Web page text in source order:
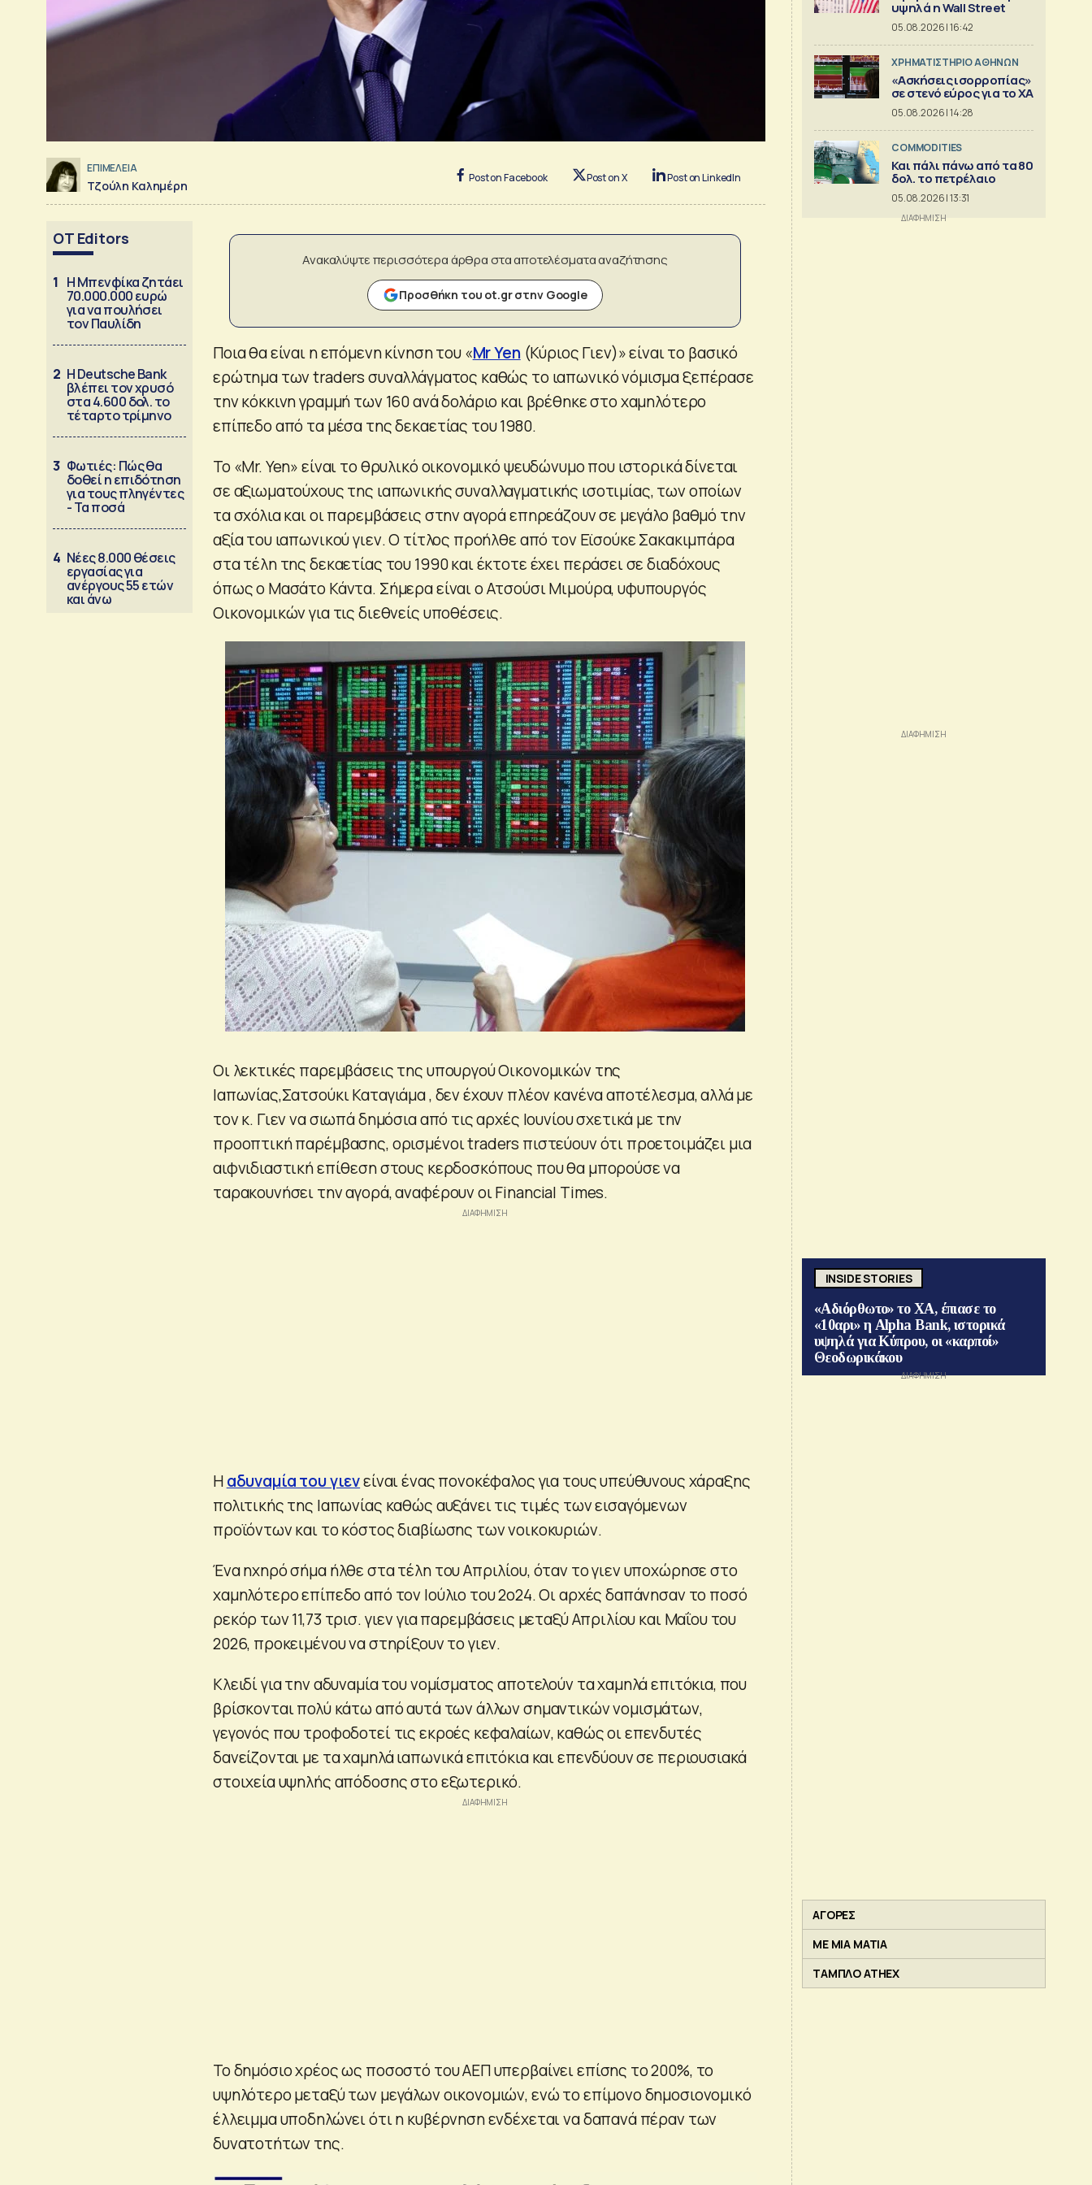
ΕΠΙΜΕΛΕΙΑ
Τζούλη Καλημέρη
Post on Facebook Post on X Post on LinkedIn
OT Editors
1 Η Μπενφίκα ζητάει
70.000.000 ευρώ
για να πουλήσει
τον Παυλίδη
2 Η Deutsche Bank
βλέπει τον χρυσό
στα 4.600 δολ. το
τέταρτο τρίμηνο
3 Φωτιές: Πώς θα
δοθεί η επιδότηση
για τους πληγέντες
- Τα ποσά
4 Νέες 8.000 θέσεις
εργασίας για
ανέργους 55 ετών
και άνω
Ανακαλύψτε περισσότερα άρθρα στα αποτελέσματα αναζήτησης
Προσθήκη του ot.gr στην Google
Ποια θα είναι η επόμενη κίνηση του «Mr Yen(Κύριος Γιεν)» είναι το βασικό
ερώτημα των traders συναλλάγματος καθώς το ιαπωνικό νόμισμα ξεπέρασε
την κόκκινη γραμμή των 160 ανά δολάριο και βρέθηκε στο χαμηλότερο
επίπεδο από τα μέσα της δεκαετίας του 1980.
Το «Mr. Yen» είναι το θρυλικό οικονομικό ψευδώνυμο που ιστορικά δίνεται
σε αξιωματούχους της ιαπωνικής συναλλαγματικής ισοτιμίας, των οποίων
τα σχόλια και οι παρεμβάσεις στην αγορά επηρεάζουν σε μεγάλο βαθμό την
αξία του ιαπωνικού γιεν. Ο τίτλος προήλθε από τον Εϊσούκε Σακακιμπάρα
στα τέλη της δεκαετίας του 1990 και έκτοτε έχει περάσει σε διαδόχους
όπως ο Μασάτο Κάντα. Σήμερα είναι ο Ατσούσι Μιμούρα, υφυπουργός
Οικονομικών για τις διεθνείς υποθέσεις.
Οι λεκτικές παρεμβάσεις της υπουργού Οικονομικών της
Ιαπωνίας,Σατσούκι Καταγιάμα , δεν έχουν πλέον κανένα αποτέλεσμα, αλλά με
τον κ. Γιεν να σιωπά δημόσια από τις αρχές Ιουνίου σχετικά με την
προοπτική παρέμβασης, ορισμένοι traders πιστεύουν ότι προετοιμάζει μια
αιφνιδιαστική επίθεση στους κερδοσκόπους που θα μπορούσε να
ταρακουνήσει την αγορά, αναφέρουν οι Financial Times.
Ηαδυναμία του γιενείναι ένας πονοκέφαλος για τους υπεύθυνους χάραξης
πολιτικής της Ιαπωνίας καθώς αυξάνει τις τιμές των εισαγόμενων
προϊόντων και το κόστος διαβίωσης των νοικοκυριών.
Ένα ηχηρό σήμα ήλθε στα τέλη του Απριλίου, όταν το γιεν υποχώρησε στο
χαμηλότερο επίπεδο από τον Ιούλιο του 2ο24. Οι αρχές δαπάνησαν το ποσό
ρεκόρ των 11,73 τρισ. γιεν για παρεμβάσεις μεταξύ Απριλίου και Μαΐου του
2026, προκειμένου να στηρίξουν το γιεν.
Κλειδί για την αδυναμία του νομίσματος αποτελούν τα χαμηλά επιτόκια, που
βρίσκονται πολύ κάτω από αυτά των άλλων σημαντικών νομισμάτων,
γεγονός που τροφοδοτεί τις εκροές κεφαλαίων, καθώς οι επενδυτές
δανείζονται με τα χαμηλά ιαπωνικά επιτόκια και επενδύουν σε περιουσιακά
στοιχεία υψηλής απόδοσης στο εξωτερικό.
Το δημόσιο χρέος ως ποσοστό του ΑΕΠ υπερβαίνει επίσης το 200%, το
υψηλότερο μεταξύ των μεγάλων οικονομιών, ενώ το επίμονο δημοσιονομικό
έλλειμμα υποδηλώνει ότι η κυβέρνηση ενδέχεται να δαπανά πέραν των
δυνατοτήτων της.
υψηλά η Wall Street
05.08.2026 | 16:42
XΡΗΜΑΤΙΣΤΗΡΙΟ ΑΘΗΝΩΝ
«Ασκήσεις ισορροπίας»
σε στενό εύρος για το ΧΑ
05.08.2026 | 14:28
COMMODITIES
Και πάλι πάνω από τα 80
δολ. το πετρέλαιο
05.08.2026 | 13:31
INSIDE STORIES
«Αδιόρθωτο» το ΧΑ, έπιασε το
«10αρι» η Alpha Bank, ιστορικά
υψηλά για Κύπρου, οι «καρποί»
Θεοδωρικάκου
ΑΓΟΡΕΣ
ΜΕ ΜΙΑ ΜΑΤΙΑ
ΤΑΜΠΛΟ ATHEX